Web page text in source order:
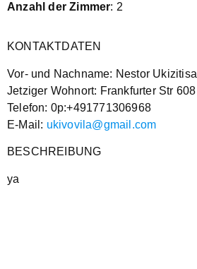
Anzahl der Zimmer: 2
KONTAKTDATEN
Vor- und Nachname: Nestor Ukizitisa
Jetziger Wohnort: Frankfurter Str 608
Telefon: 0p:+491771306968
E-Mail: ukivovila@gmail.com
BESCHREIBUNG
ya